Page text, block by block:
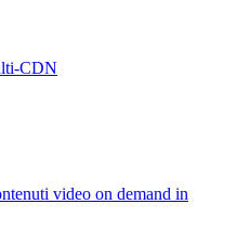
CDN
video on demand in